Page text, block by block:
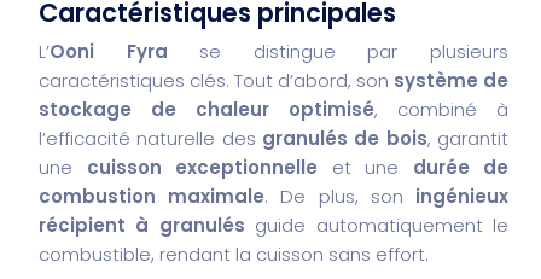
Caractéristiques principales
L’Ooni Fyra se distingue par plusieurs
caractéristiques clés. Tout d’abord, son système de
stockage de chaleur optimisé, combiné à
l’efficacité naturelle des granulés de bois, garantit
une cuisson exceptionnelle et une durée de
combustion maximale. De plus, son ingénieux
récipient à granulés guide automatiquement le
combustible, rendant la cuisson sans effort.